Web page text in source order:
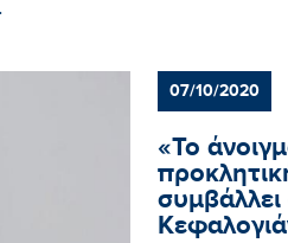
07/10/2020
«Το